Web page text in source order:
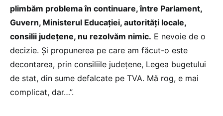
plimbăm problema în continuare, între Parlament,
Guvern, Ministerul Educaţiei, autorităţi locale,
consilii judeţene, nu rezolvăm nimic. E nevoie de o
decizie. Şi propunerea pe care am făcut-o este
decontarea, prin consiliile judeţene, Legea bugetului
de stat, din sume defalcate pe TVA. Mă rog, e mai
complicat, dar…”.